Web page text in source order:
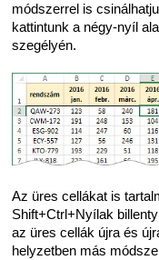
módszerrel is
kattintunk a négy-nyíl
szegélyén.
Az üres cellákat is
Shift+Ctrl+Nyílak
az üres cellák újra és
helyzetben más